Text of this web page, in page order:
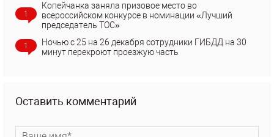
1
Копейчанка заняла призовое место во
всероссийском конкурсе в номинации «Лучший
председатель ТОС»
1
Ночью с 25 на 26 декабря сотрудники ГИБДД на 30
минут перекроют проезжую часть
Оставить комментарий